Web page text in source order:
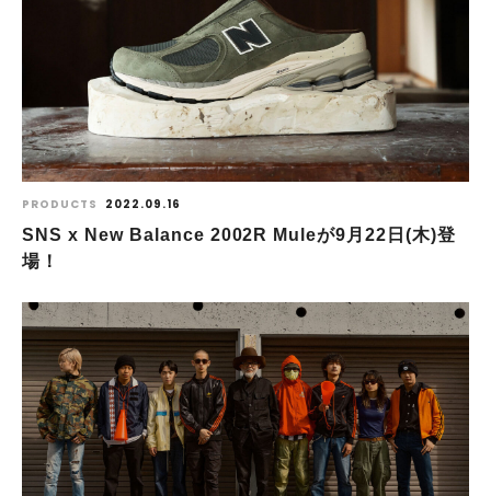
PRODUCTS 2022.09.16
SNS x New Balance 2002R Muleが9月22日(木)登
場！